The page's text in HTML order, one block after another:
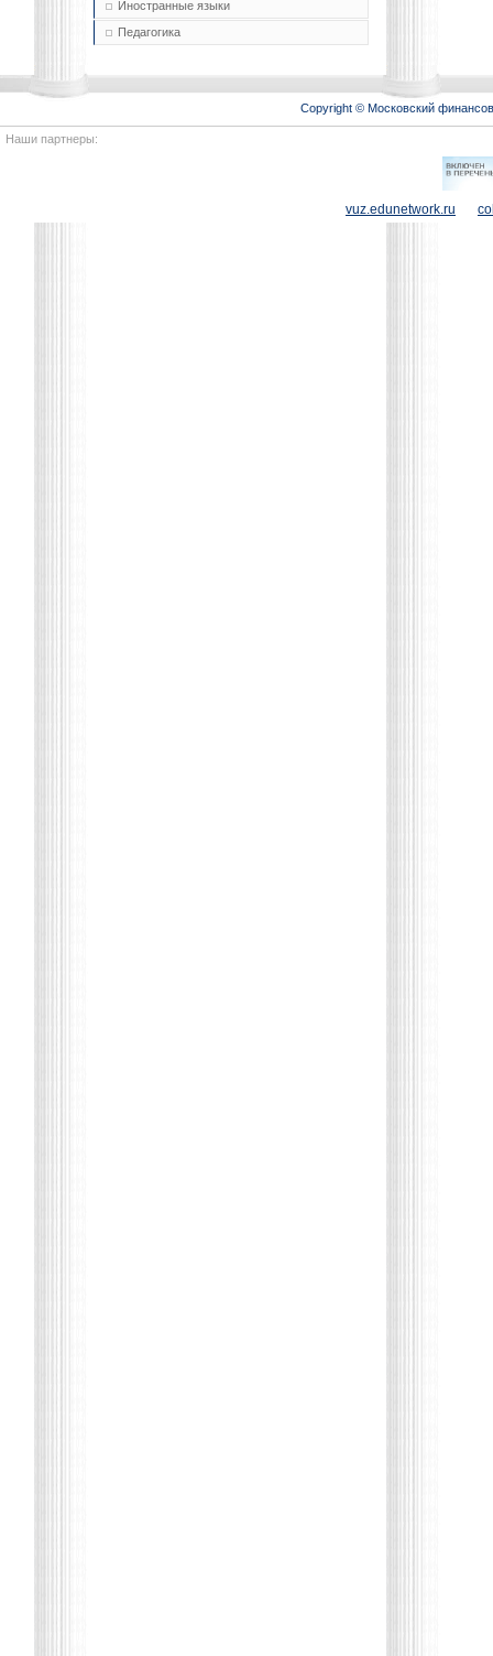
Иностранные языки
Педагогика
Copyright © Московский
Наши партнеры:
vuz.edunetwork.ru